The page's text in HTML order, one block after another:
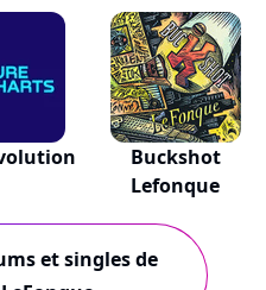
Buckshot
Lefonque
et singles de